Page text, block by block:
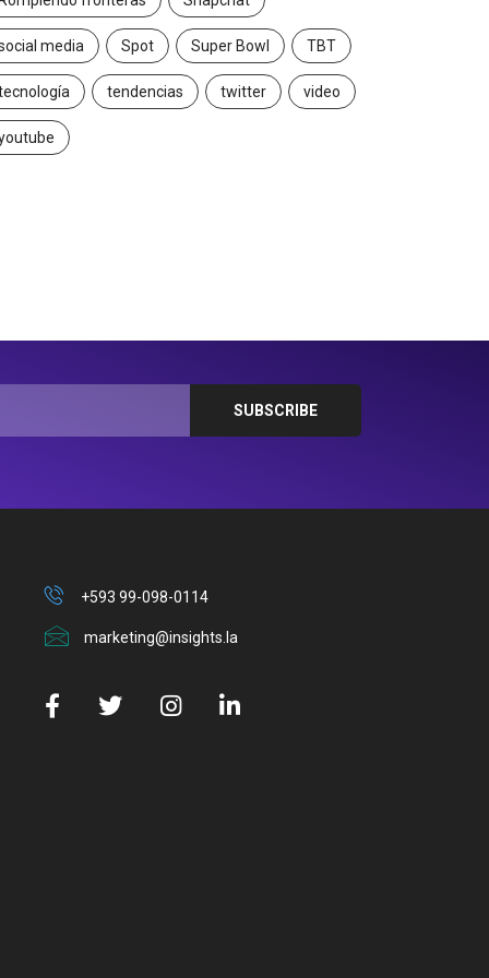
media Spot Super Bowl TBT
tendencias twitter video
+593 99-098-0114
marketing@insights.la